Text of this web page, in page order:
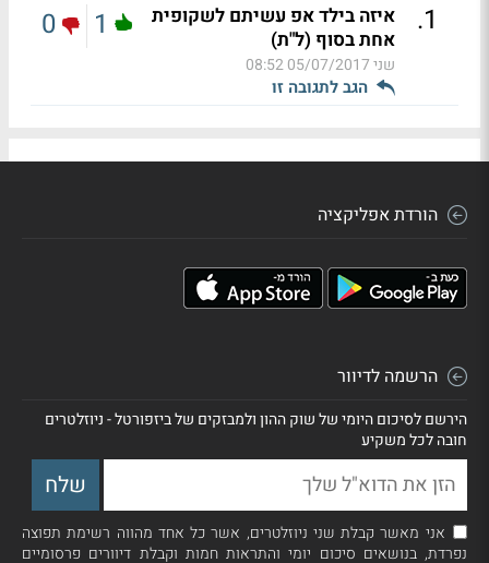
1
.
איזה בילד אפ עשיתם לשקופית
אחת בסוף (ל"ת)
שני05/07/2017 08:52
הגב לתגובה זו
1
0
הורדת אפליקציה
הרשמה לדיוור
הירשם לסיכום היומי של שוק ההון ולמבזקים של ביזפורטל - ניוזלטרים
חובה לכל משקיע
אני מאשר קבלת שני ניוזלטרים, אשר כל אחד מהווה רשימת תפוצה
נפרדת, בנושאים סיכום יומי והתראות חמות וקבלת דיוורים פרסומיים